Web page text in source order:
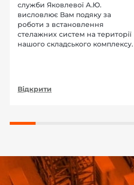
служби Яковлевої А.Ю.
висловлює Вам подяку за
роботи з встановлення
стелажних систем на території
нашого складського комплексу.
Відкрити